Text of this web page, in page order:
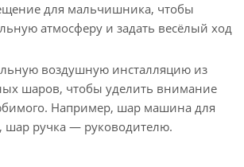
для мальчишника, чтобы
атмосферу и задать весёлый ход
воздушную инсталляцию из
шаров, чтобы уделить внимание
Например, шар машина для
шар ручка — руководителю.